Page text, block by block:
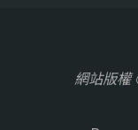
網站版權